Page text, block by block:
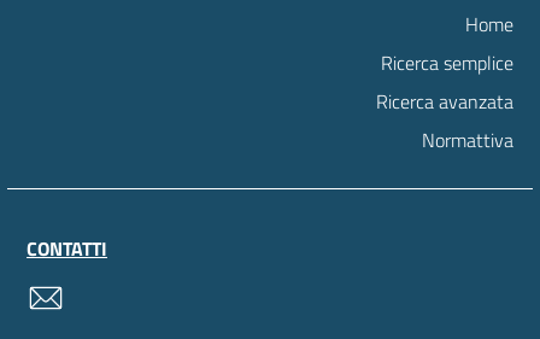
Home
Ricerca semplice
Ricerca avanzata
Normattiva
CONTATTI